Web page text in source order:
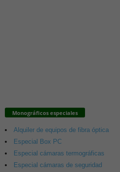
Monográficos especiales
Alquiler de equipos de fibra óptica
Especial Box PC
Especial cámaras termográficas
Especial cámaras de seguridad